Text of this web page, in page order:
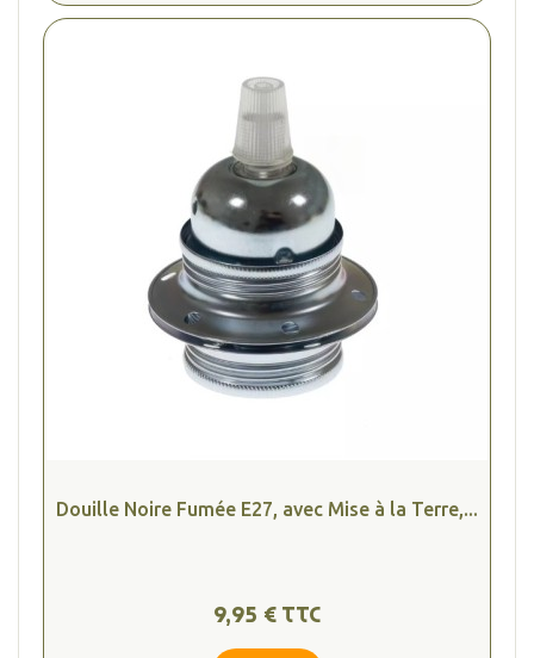
Douille Noire Fumée E27, avec Mise à la Terre,...
9,95 € TTC